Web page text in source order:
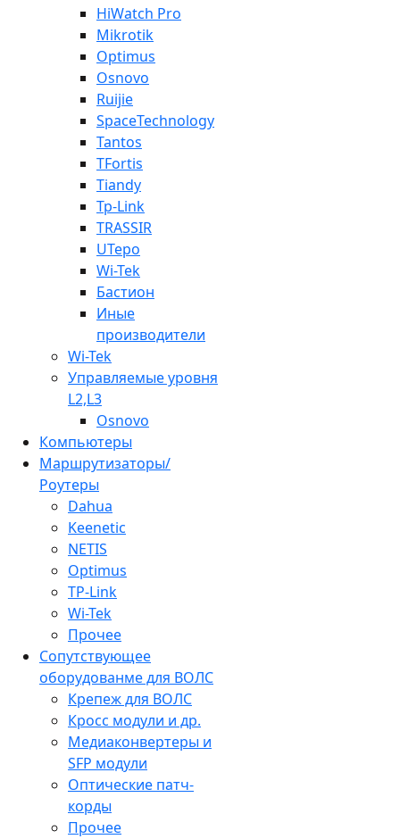
HiWatch Pro
Mikrotik
Optimus
Osnovo
Ruijie
SpaceTechnology
Tantos
TFortis
Tiandy
Tp-Link
TRASSIR
UTepo
Wi-Tek
Бастион
Иные
производители
Wi-Tek
Управляемые уровня
L2,L3
Osnovo
Компьютеры
Маршрутизаторы/
Роутеры
Dahua
Keenetic
NETIS
Optimus
TP-Link
Wi-Tek
Прочее
Сопутствующее
оборудованме для ВОЛС
Крепеж для ВОЛС
Кросс модули и др.
Медиаконвертеры и
SFP модули
Оптические патч-
корды
Прочее